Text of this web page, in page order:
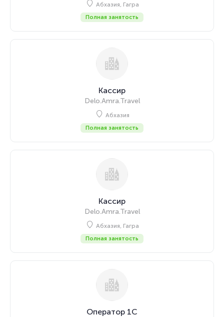
Абхазия, Гагра
Полная занятость
Кассир
Delo.Amra.Travel
Абхазия
Полная занятость
Кассир
Delo.Amra.Travel
Абхазия, Гагра
Полная занятость
Оператор 1С